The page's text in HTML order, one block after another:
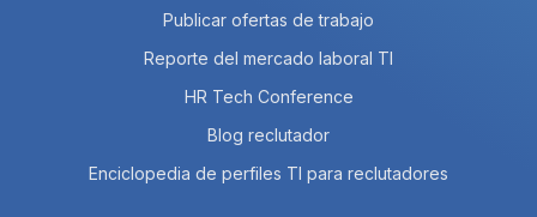
Publicar ofertas de trabajo
Reporte del mercado laboral TI
HR Tech Conference
Blog reclutador
Enciclopedia de perfiles TI para reclutadores